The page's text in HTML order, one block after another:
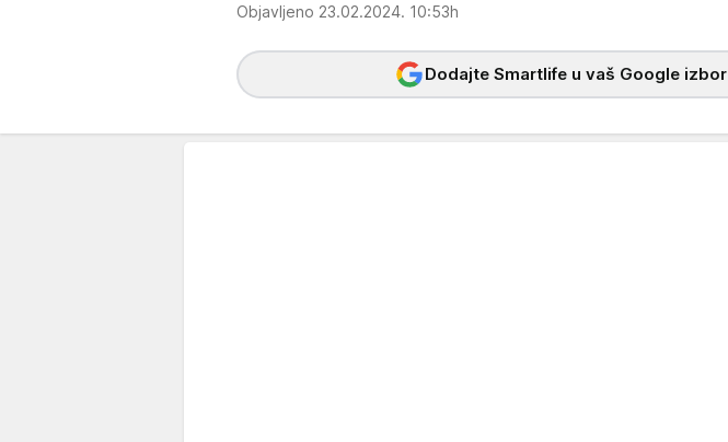
Objavljeno 23.02.2024. 10:53h
Dodajte Smartlife u vaš Google izbor